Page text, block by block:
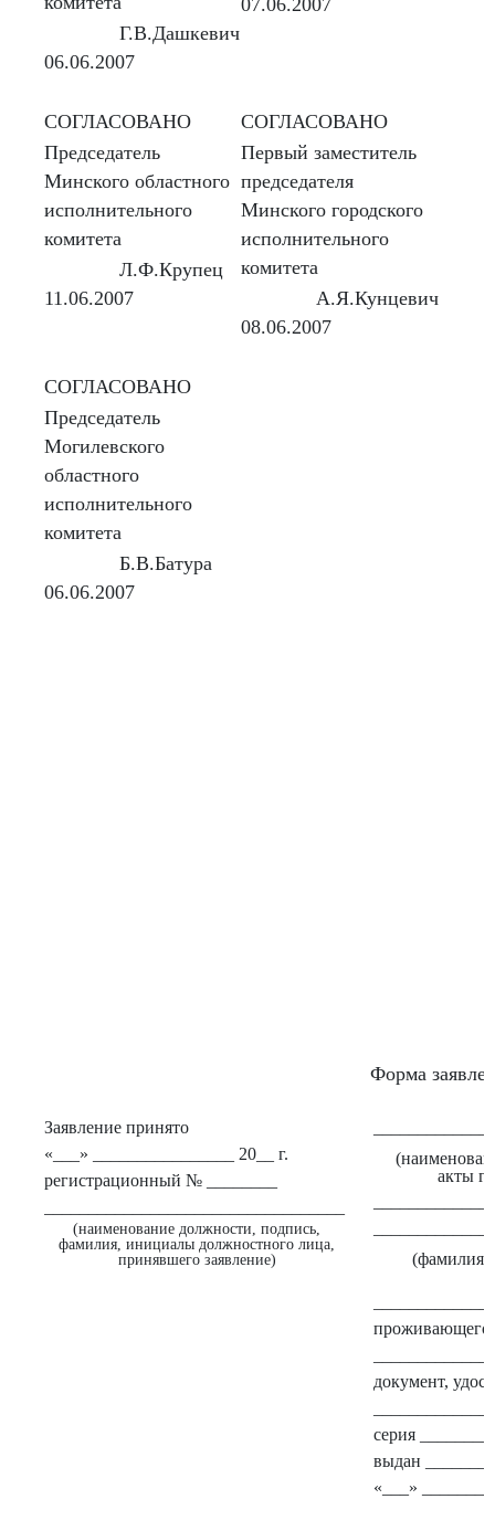
Г.В.Дашкевич
06.06.2007
СОГЛАСОВАНО
Председатель
Минского областного
исполнительного
комитета
Л.Ф.Крупец
11.06.2007
СОГЛАСОВАНО
Первый заместитель
председателя
Минского городского
исполнительного
комитета
А.Я.Кунцевич
08.06.2007
СОГЛАСОВАНО
Председатель
Могилевского
областного
исполнительного
комитета
Б.В.Батура
06.06.2007
Форма
Заявление принято
«___» ________________ 20__ г.
регистрационный № ________
(наименование должности, подпись,
фамилия, инициалы должностного лица,
принявшего заявление)
акты
(фамилия,
проживающего
документ,
серия
выдан
«___»